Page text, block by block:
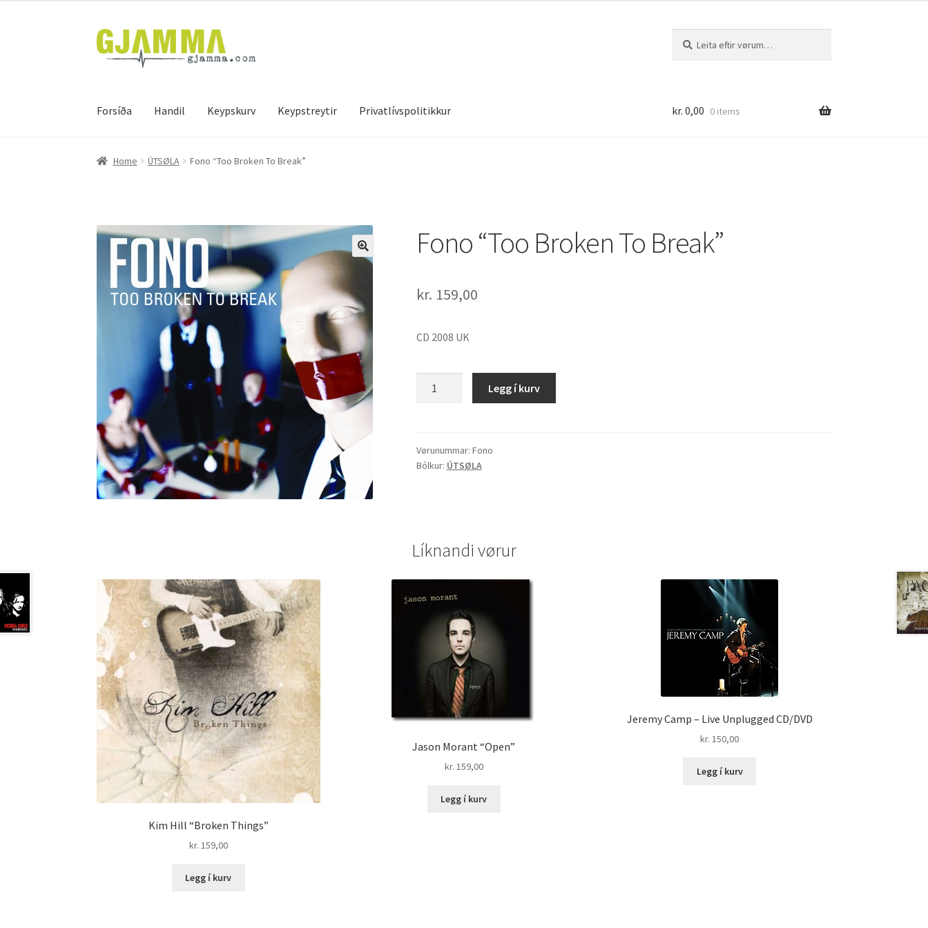
Skip
to
navigation
Skip
to
eftir:
Forsíða Handil Keypskurv Keypstreytir Privatlívspolitikkur
Heim HandilKeypskurv Kassi Mín brúkariKeypstreytir
kr. 0,00 0 items
Home ÚTSØLA Fono “Too Broken To Break”
Fono “Too Broken To Break”
kr. 159,00
CD 2008 UK
Break"
quantity
Legg í kurv
Vørunummar: Fono
Bólkur: ÚTSØLA
Líknandi vørur
Kim Hill “Broken Things”
kr. 159,00
Legg í kurv
Jason Morant “Open”
kr. 159,00
Legg í kurv
Jeremy Camp – Live Unplugged CD/DVD
kr. 150,00
Legg í kurv